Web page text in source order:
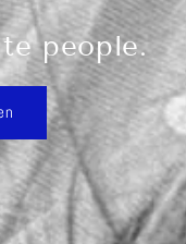
people.